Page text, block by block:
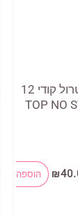
טופ ללא נטרול קודי 12
₪ המחיר
הנוכחי
הוספה